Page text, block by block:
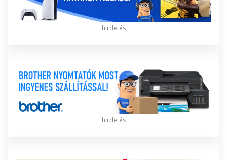
hirdetés
hirdetés